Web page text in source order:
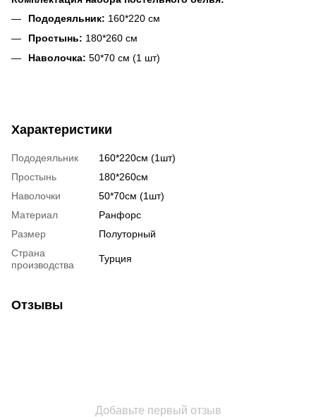
Пододеяльник: 160*220 см
Простынь: 180*260 см
Наволочка: 50*70 см (1 шт)
Характеристики
Пододеяльник
160*220см (1шт)
Простынь
180*260см
Наволочки
50*70см (1шт)
Материал
Ранфорс
Размер
Полуторный
Страна
производства
Турция
Отзывы
Добавьте первый отзыв